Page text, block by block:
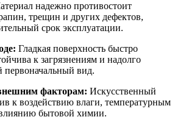
надежно противостоит
трещин и других дефектов,
срок эксплуатации.
Гладкая поверхность быстро
к загрязнениям и надолго
первоначальный вид.
факторам: Искусственный
к воздействию влаги, температурным
бытовой химии.